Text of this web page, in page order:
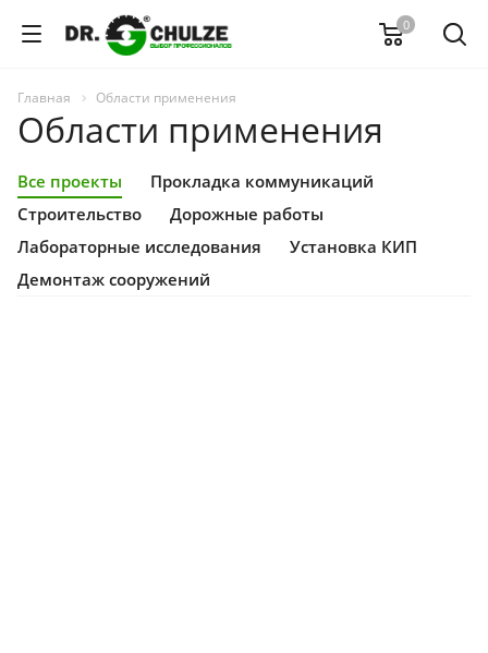
0
Главная Области применения
Области применения
Все проекты
Прокладка коммуникаций
Строительство
Дорожные работы
Лабораторные исследования
Установка КИП
Демонтаж сооружений